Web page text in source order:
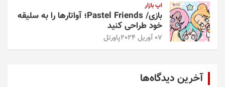
اپ بازار
بازی/ Pastel Friends؛ آواتارها را به سلیقه
خود طراحی کنید
07 آوریل 2024 پاورتل
آخرین دیدگاه‌ها